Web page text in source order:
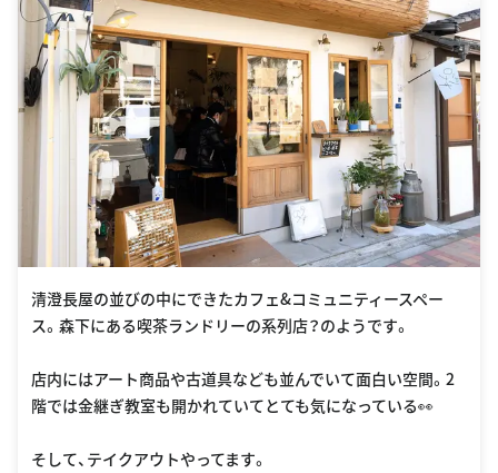
清澄長屋の並びの中にできたカフェ&コミュニティースペー
ス。森下にある喫茶ランドリーの系列店？のようです。
店内にはアート商品や古道具なども並んでいて面白い空間。2
階では金継ぎ教室も開かれていてとても気になっている👀
そして、テイクアウトやってます。